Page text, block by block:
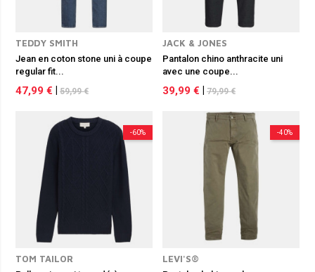
TEDDY SMITH
Jean en coton stone uni à coupe
regular fit...
47,99 € 59,99 €
JACK & JONES
Pantalon chino anthracite uni
avec une coupe...
39,99 € 79,99 €
-60%
TOM TAILOR
-40%
LEVI'S®